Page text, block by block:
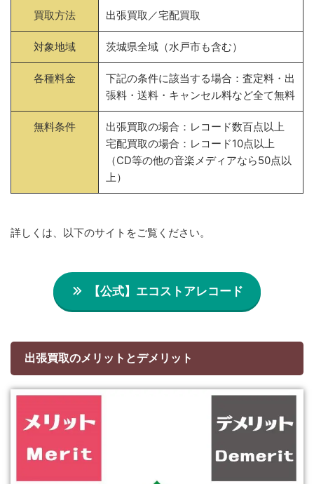
買取方法 出張買取／宅配買取
対象地域 茨城県全域（水戸市も含む）
各種料金
下記の条件に該当する場合：査定料・出
張料・送料・キャンセル料など全て無料
無料条件
出張買取の場合：レコード数百点以上
宅配買取の場合：レコード10点以上
（CD等の他の音楽メディアなら50点以
上）
詳しくは、以下のサイトをご覧ください。
【公式】エコストアレコード
出張買取のメリットとデメリット